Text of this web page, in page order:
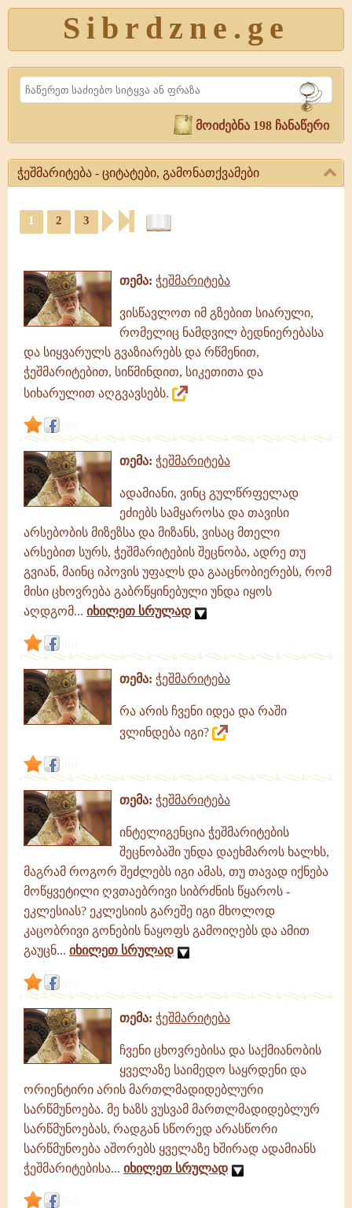
Sibrdzne.ge
Search
მოიძებნა 198 ჩანაწერი
ჭეშმარიტება - ციტატები, გამონათქვამები
ციტატები,
გამონათქვამები,
ციტატები
გამონათქვამები
1 2 3
თემა: ჭეშმარიტება
ვისწავლოთ იმ გზებით სიარული,
რომელიც ნამდვილ ბედნიერებასა
და სიყვარულს გვაზიარებს და რწმენით,
ჭეშმარიტებით, სიწმინდით, სიკეთითა და
სიხარულით აღგვავსებს.
თემა: ჭეშმარიტება
ადამიანი, ვინც გულწრფელად
ეძიებს სამყაროსა და თავისი
არსებობის მიზეზსა და მიზანს, ვისაც მთელი
არსებით სურს, ჭეშმარიტების შეცნობა, ადრე თუ
გვიან, მაინც იპოვის უფალს და გააცნობიერებს, რომ
მისი ცხოვრება გაბრწყინებული უნდა იყოს
აღდგომ... იხილეთ სრულად
თემა: ჭეშმარიტება
რა არის ჩვენი იდეა და რაში
ვლინდება იგი?
თემა: ჭეშმარიტება
ინტელიგენცია ჭეშმარიტების
შეცნობაში უნდა დაეხმაროს ხალხს,
მაგრამ როგორ შეძლებს იგი ამას, თუ თავად იქნება
მოწყვეტილი ღვთაებრივი სიბრძნის წყაროს -
ეკლესიას? ეკლესიის გარეშე იგი მხოლოდ
კაცობრივი გონების ნაყოფს გამოიღებს და ამით
გაუცნ... იხილეთ სრულად
თემა: ჭეშმარიტება
ჩვენი ცხოვრებისა და საქმიანობის
ყველაზე საიმედო საყრდენი და
ორიენტირი არის მართლმადიდებლური
სარწმუნოება. მე ხაზს ვუსვამ მართლმადიდებლურ
სარწმუნოებას, რადგან სწორედ არასწორი
სარწმუნოება აშორებს ყველაზე ხშირად ადამიანს
ჭეშმარიტებისა... იხილეთ სრულად